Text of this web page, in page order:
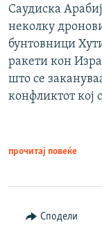
Саудиска
неколку
бунтовници
ракети кон
што се
конфликтот кој
прочитај повеќе
Сподели